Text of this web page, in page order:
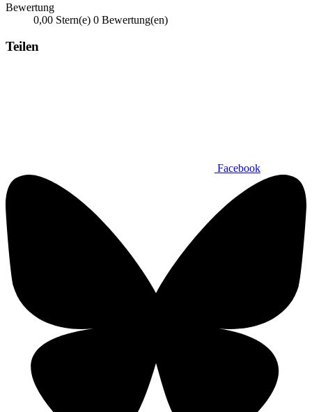
Bewertung
0,00 Stern(e) 0 Bewertung(en)
Teilen
Facebook